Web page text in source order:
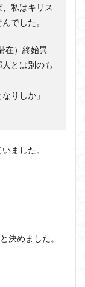
私はキリス
でした。
在）終始異
とは別のも
りしか」
ました。
決めました。